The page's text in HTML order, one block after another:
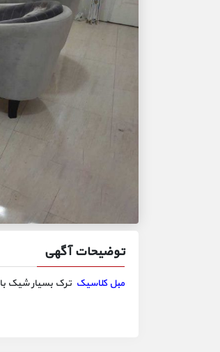
توضیحات آگهی
مبل کلاسیک ترک بسیار شیک با 2سال گارانتی. بدون پیش پرداخت بیش از 10رنگ مختلف جدید ترین مدل روز اروپا